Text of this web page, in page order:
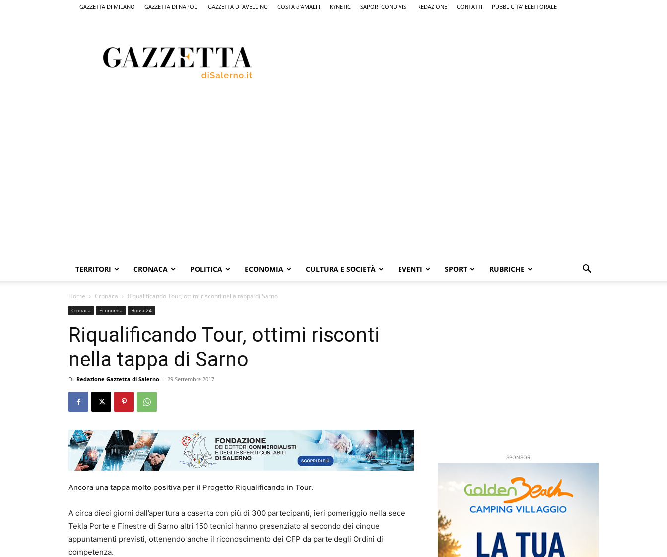
GAZZETTA DI MILANO GAZZETTA DI NAPOLI GAZZETTA DI AVELLINO COSTA d’AMALFI KYNETIC SAPORI CONDIVISI REDAZIONE CONTATTI PUBBLICITA’ ELETTORALE
Salerno,
il
quotidiano
TERRITORI CRONACA POLITICA ECONOMIA CULTURA E SOCIETÀ EVENTI SPORT RUBRICHE
Home Cronaca Riqualificando Tour, ottimi risconti nella tappa di Sarno
Cronaca Economia House24
Riqualificando Tour, ottimi risconti
nella tappa di Sarno
Di Redazione Gazzetta di Salerno - 29 Settembre 2017
Ancora una tappa molto positiva per il Progetto Riqualificando in Tour.
A circa dieci giorni dall’apertura a caserta con più di 300 partecipanti, ieri pomeriggio nella sede
Tekla Porte e Finestre di Sarno altri 150 tecnici hanno presenziato al secondo dei cinque
appuntamenti previsti, ottenendo anche il riconoscimento dei CFP da parte degli Ordini di
competenza.
SPONSOR